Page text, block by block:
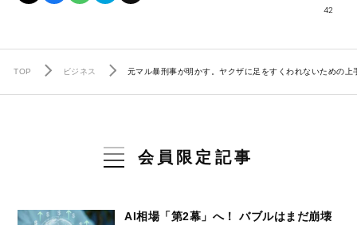
42
TOP ビジネス 元マル暴刑事が明かす。ヤクザに足をすくわれないための上
会員限定記事
AI相場「第2幕」へ！ バブルはまだ崩壊